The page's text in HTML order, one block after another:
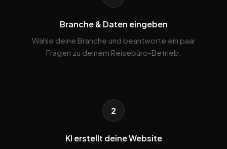
Branche & Daten eingeben
Wähle deine Branche und beantworte ein paar
Fragen zu deinem Reisebüro-Betrieb.
2
KI erstellt deine Website